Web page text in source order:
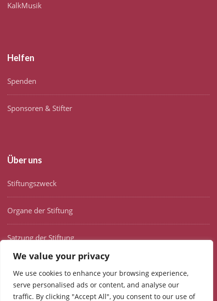
We value your privacy
We use cookies to enhance your browsing experience,
serve personalised ads or content, and analyse our
traffic. By clicking "Accept All", you consent to our use of
KalkMusik
Helfen
Spenden
Sponsoren & Stifter
Über uns
Stiftungszweck
Organe der Stiftung
Satzung der Stiftung
Selbstverpflichtungserklärung